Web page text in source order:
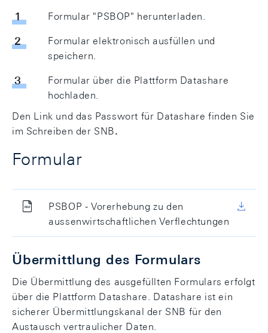
Formular "PSBOP" herunterladen.
Formular elektronisch ausfüllen und
speichern.
Formular über die Plattform Datashare
hochladen.
Den Link und das Passwort für Datashare finden Sie
im Schreiben der SNB.
Formular
PSBOP - Vorerhebung zu den
aussenwirtschaftlichen Verflechtungen
Übermittlung des Formulars
Die Übermittlung des ausgefüllten Formulars erfolgt
über die Plattform Datashare. Datashare ist ein
sicherer Übermittlungskanal der SNB für den
Austausch vertraulicher Daten.